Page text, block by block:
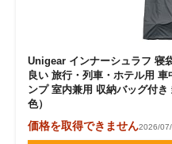
Unigear インナーシュラフ 寝
良い 旅行・列車・ホテル用
ンプ 室内兼用 収納バッグ付
色）
価格を取得できません2026/